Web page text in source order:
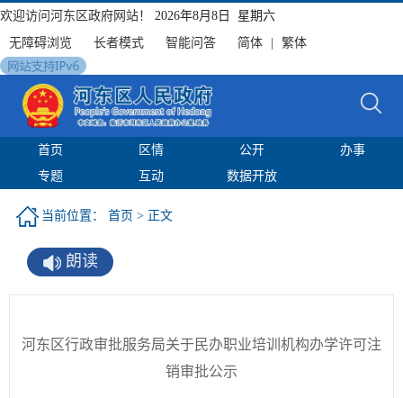
欢迎访问河东区政府网站！
2026年8月8日 星期六
无障碍浏览
长者模式 智能问答 简体 繁体
首页 区情 公开
办事
专题
互动 数据开放
当前位置： 首页 > 正文
朗读
河东区行政审批服务局关于民办职业培训机构办学许可注
销审批公示